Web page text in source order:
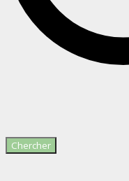
Chercher